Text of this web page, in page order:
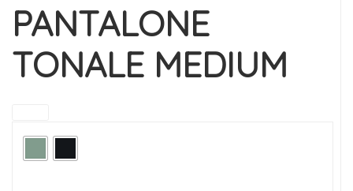
PANTALONE
TONALE MEDIUM